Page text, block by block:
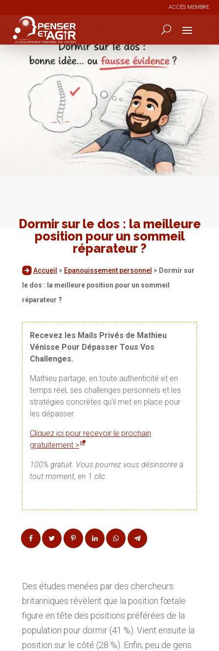
ACCÈS MEMBRE
Dormir sur le dos : la meilleure
position pour un sommeil
réparateur ?
Accueil > Epanouissement personnel > Dormir sur
le dos : la meilleure position pour un sommeil
réparateur ?
Recevez les Mails Privés de Mathieu
Vénisse Pour Dépasser Tous Vos
Challenges.
Mathieu partage, en toute authenticité et en
temps réel, ses challenges personnels et les
stratégies concrètes qu’il met en place pour
les dépasser.
Cliquez ici pour recevoir le prochain
gratuitement >
100% gratuit. Vous pourrez vous désinscrire à
tout moment, en 1 clic.
Des études menées par des chercheurs
britanniques révèlent que la position fœtale
figure en tête des positions préférées de la
population pour dormir (41 %). Vient ensuite la
position sur le côté (28 %). Enfin, peu de gens